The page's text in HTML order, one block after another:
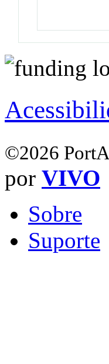
©2026
por VIVO
Sobre
Suporte